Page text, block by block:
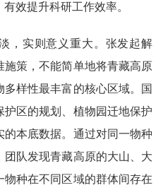
效提升科研工作效率。
，实则意义重大。张发起解
策，不能简单地将青藏高原
样性最丰富的核心区域。国
区的规划、植物园迁地保护
本底数据。通过对同一物种
队发现青藏高原的大山、大
种在不同区域的群体间存在